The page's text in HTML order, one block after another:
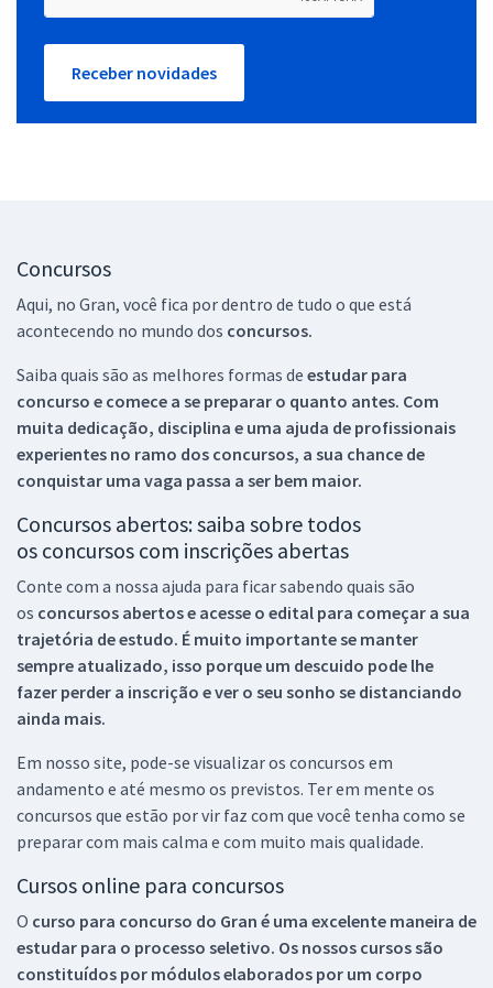
Receber novidades
Concursos
Aqui, no Gran, você fica por dentro de tudo o que está
acontecendo no mundo dos concursos.
Saiba quais são as melhores formas de estudar para
concurso e comece a se preparar o quanto antes. Com
muita dedicação, disciplina e uma ajuda de profissionais
experientes no ramo dos concursos, a sua chance de
conquistar uma vaga passa a ser bem maior.
Concursos abertos: saiba sobre todos
os concursos com inscrições abertas
Conte com a nossa ajuda para ficar sabendo quais são
os concursos abertos e acesse o edital para começar a sua
trajetória de estudo. É muito importante se manter
sempre atualizado, isso porque um descuido pode lhe
fazer perder a inscrição e ver o seu sonho se distanciando
ainda mais.
Em nosso site, pode-se visualizar os concursos em
andamento e até mesmo os previstos. Ter em mente os
concursos que estão por vir faz com que você tenha como se
preparar com mais calma e com muito mais qualidade.
Cursos online para concursos
O curso para concurso do Gran é uma excelente maneira de
estudar para o processo seletivo. Os nossos cursos são
constituídos por módulos elaborados por um corpo